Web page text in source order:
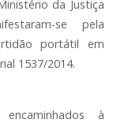
da Justiça
se pela
portátil em
1537/2014.
à